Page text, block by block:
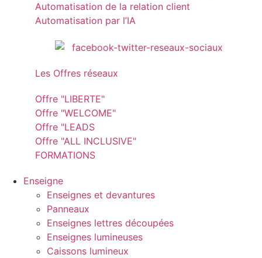
Automatisation de la relation client
Automatisation par l’IA
Les Offres réseaux
Offre "LIBERTE"
Offre "WELCOME"
Offre "LEADS
Offre "ALL INCLUSIVE"
FORMATIONS
Enseigne
Enseignes et devantures
Panneaux
Enseignes lettres découpées
Enseignes lumineuses
Caissons lumineux